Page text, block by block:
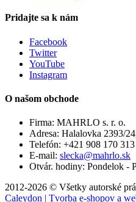
Pridajte sa k nám
Facebook
Twitter
YouTube
Instagram
O našom obchode
Firma: MAHRLO s. r. o.
Adresa: Halalovka 2393/
Telefón: +421 908 170 313
E-mail: slecka@mahrlo.sk
Otvár. hodiny: Pondelok -
2012-2026 © Všetky autorské
Caleydon | Tvorba e-shopov a